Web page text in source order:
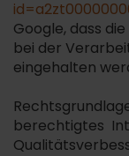
Google, dass
bei der
eingehalten
berechtigtes